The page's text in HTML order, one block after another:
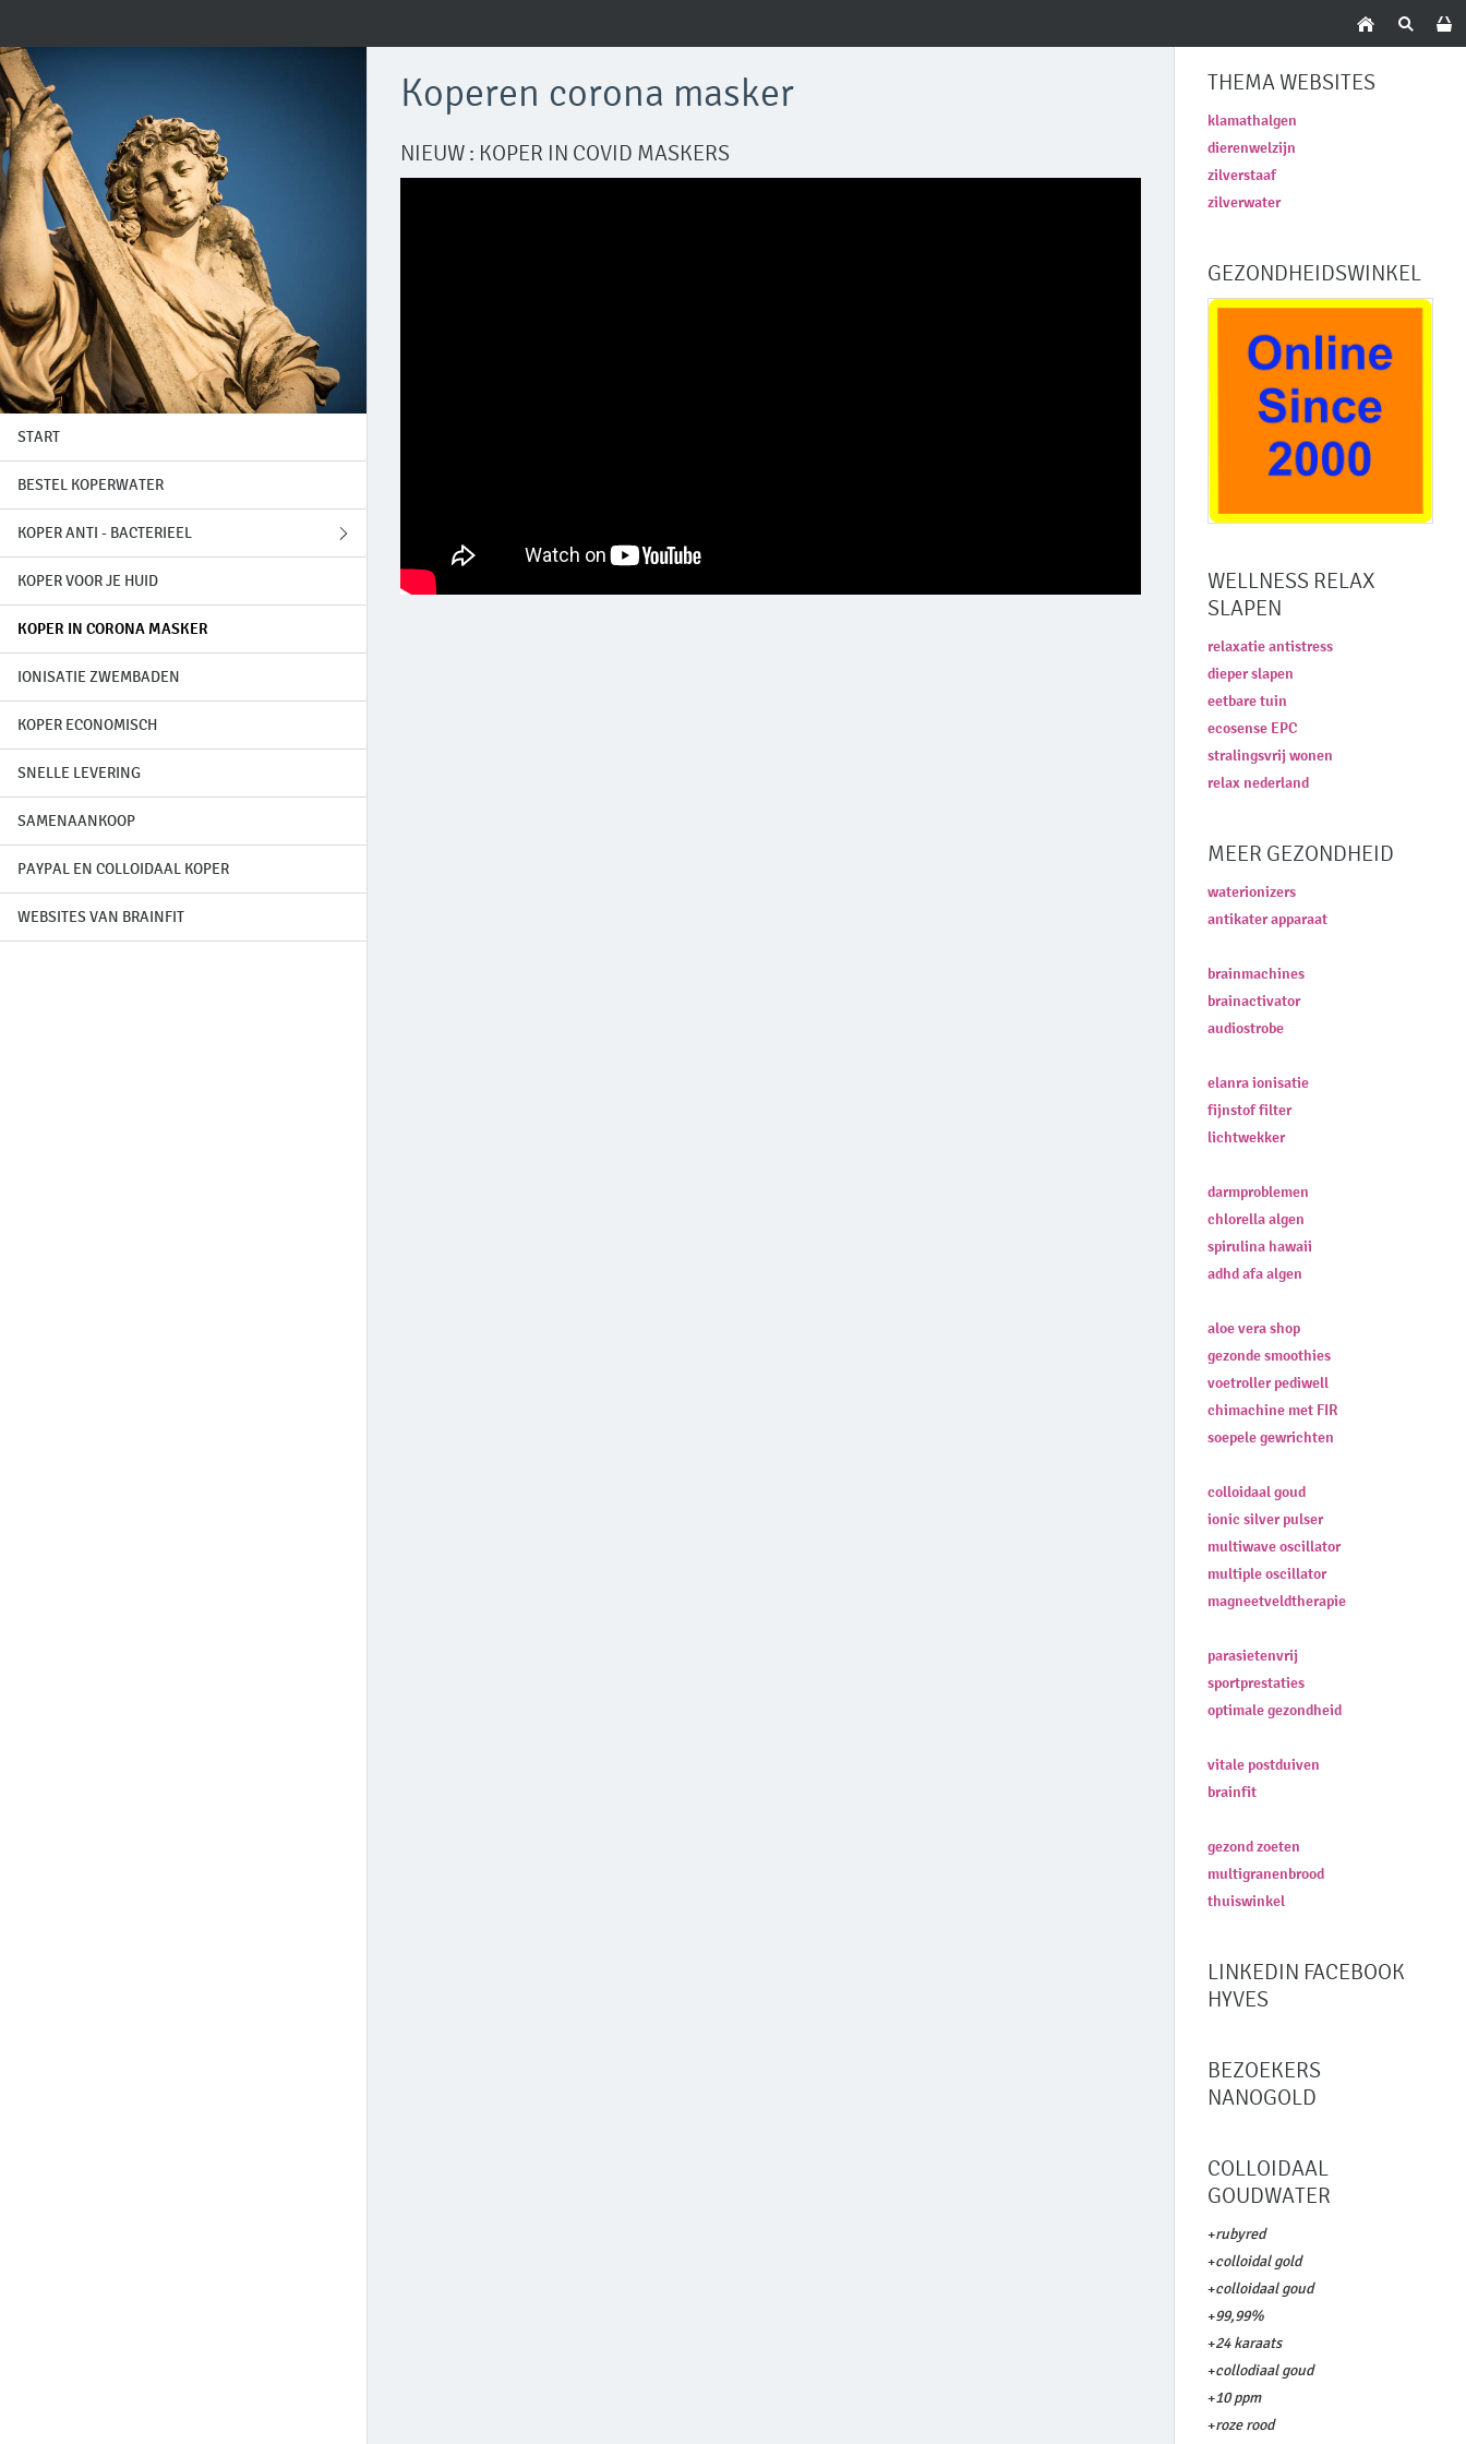
START
BESTEL KOPERWATER
KOPER ANTI - BACTERIEEL
GENEZING LEPRA
PRINSES ENIMIE
BRON VAN BURLE
KOPER VOOR JE HUID
KOPER IN CORONA MASKER
IONISATIE ZWEMBADEN
KOPER ECONOMISCH
SNELLE LEVERING
SAMENAANKOOP
PAYPAL EN COLLOIDAAL KOPER
WEBSITES VAN BRAINFIT
Koperen corona masker
NIEUW : KOPER IN COVID MASKERS
THEMA WEBSITES
klamathalgen
dierenwelzijn
zilverstaaf
zilverwater
GEZONDHEIDSWINKEL
WELLNESS RELAX
SLAPEN
relaxatie antistress
dieper slapen
eetbare tuin
ecosense EPC
stralingsvrij wonen
relax nederland
MEER GEZONDHEID
waterionizers
antikater apparaat
brainmachines
brainactivator
audiostrobe
elanra ionisatie
fijnstof filter
lichtwekker
darmproblemen
chlorella algen
spirulina hawaii
adhd afa algen
aloe vera shop
gezonde smoothies
voetroller pediwell
chimachine met FIR
soepele gewrichten
colloidaal goud
ionic silver pulser
multiwave oscillator
multiple oscillator
magneetveldtherapie
parasietenvrij
sportprestaties
optimale gezondheid
vitale postduiven
brainfit
gezond zoeten
multigranenbrood
thuiswinkel
LINKEDIN FACEBOOK
HYVES
BEZOEKERS
NANOGOLD
COLLOIDAAL
GOUDWATER
+rubyred
+colloidal gold
+colloidaal goud
+99,99%
+24 karaats
+collodiaal goud
+10 ppm
+roze rood